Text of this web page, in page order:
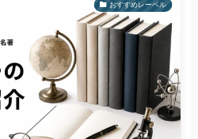
おすすめレーベル